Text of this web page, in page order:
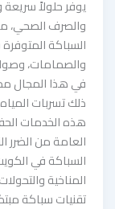
يوفر حلولاً
والصرف الصحي،
السباكة
والصمامات،
في هذا المجال
ذلك تسربات
هذه الخدمات
العامة من الضرر
السباكة في
المناخية
تقنيات سباكة